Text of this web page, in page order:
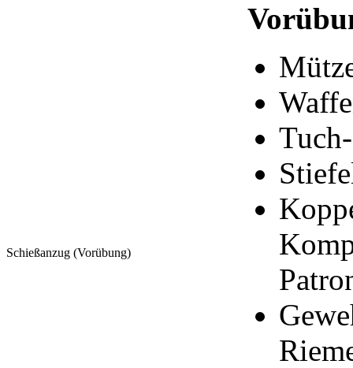
Schießanzug (Vorübung)